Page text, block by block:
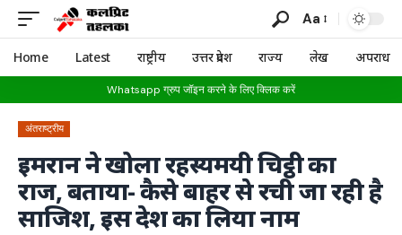
Aa
Home Latest राष्ट्रीय उत्तर प्रदेश राज्य लेख अपराध
Whatsapp ग्रुप जॉइन करने के लिए क्लिक करें
अंतराष्ट्रीय
इमरान ने खोला रहस्यमयी चिट्ठी का
राज, बताया- कैसे बाहर से रची जा रही है
साजिश, इस देश का लिया नाम